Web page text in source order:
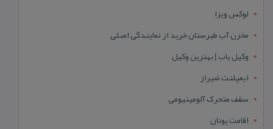
لوکس ویزا
مخزن آب طبرستان خرید از نمایندگی اصلی
وکیل یاب | بهترین وکیل
ایمپلنت شیراز
سقف متحرک آلومینیومی
اقامت یونان